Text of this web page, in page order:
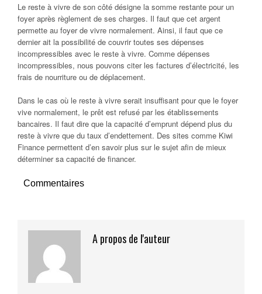
Le reste à vivre de son côté désigne la somme restante pour un
foyer après règlement de ses charges. Il faut que cet argent
permette au foyer de vivre normalement. Ainsi, il faut que ce
dernier ait la possibilité de couvrir toutes ses dépenses
incompressibles avec le reste à vivre. Comme dépenses
incompressibles, nous pouvons citer les factures d’électricité, les
frais de nourriture ou de déplacement.
Dans le cas où le reste à vivre serait insuffisant pour que le foyer
vive normalement, le prêt est refusé par les établissements
bancaires. Il faut dire que la capacité d’emprunt dépend plus du
reste à vivre que du taux d’endettement. Des sites comme Kiwi
Finance permettent d’en savoir plus sur le sujet afin de mieux
déterminer sa capacité de financer.
Commentaires
A propos de l'auteur